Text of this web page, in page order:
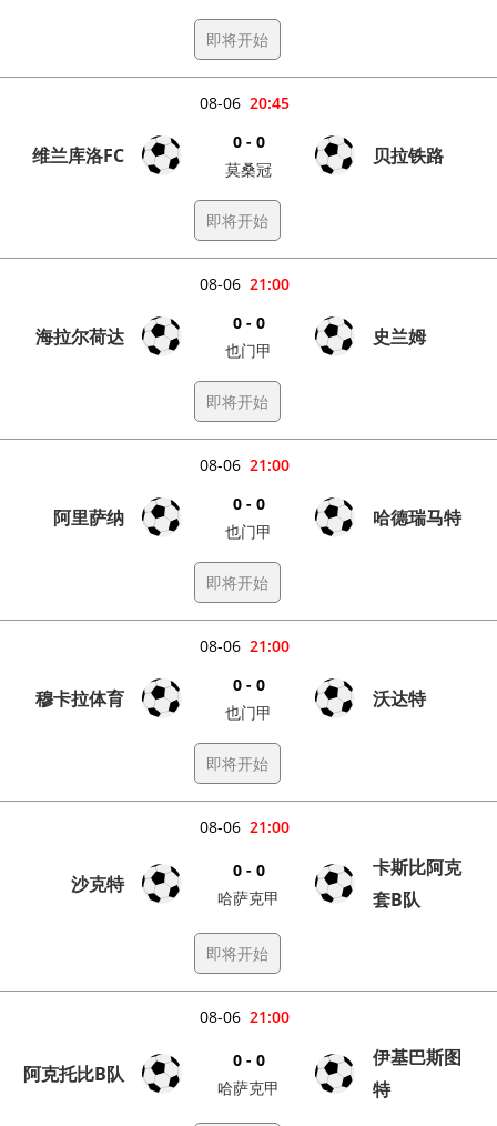
即将开始
20:45
08-06
维兰库洛FC
0 - 0
莫桑冠
贝拉铁路
即将开始
21:00
08-06
海拉尔荷达
0 - 0
也门甲
史兰姆
即将开始
21:00
08-06
阿里萨纳
0 - 0
也门甲
哈德瑞马特
即将开始
21:00
08-06
穆卡拉体育
0 - 0
也门甲
沃达特
即将开始
21:00
08-06
沙克特
0 - 0
哈萨克甲
卡斯比阿克
套B队
即将开始
21:00
08-06
阿克托比B队
0 - 0
哈萨克甲
伊基巴斯图
特